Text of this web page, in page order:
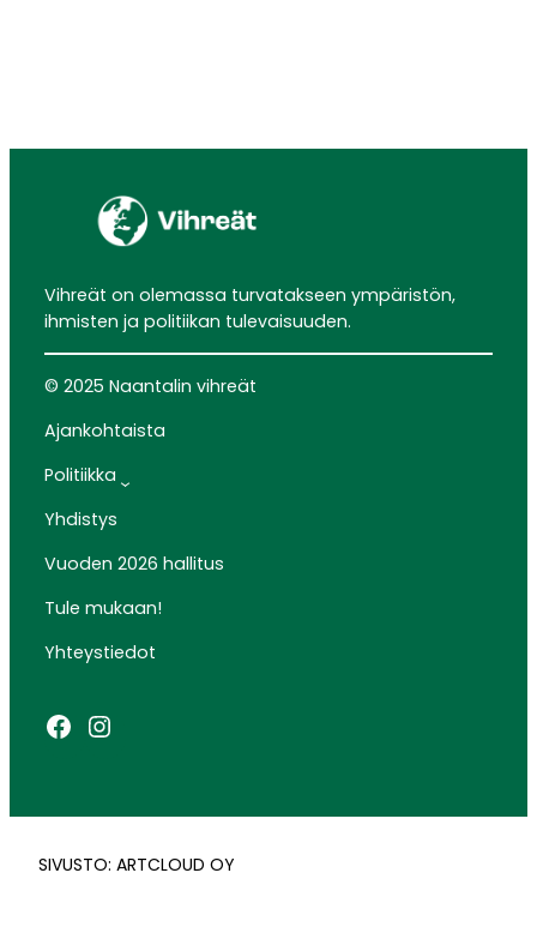
Vihreät on olemassa turvatakseen ympäristön,
ihmisten ja politiikan tulevaisuuden.
© 2025 Naantalin vihreät
Ajankohtaista
Politiikka
Yhdistys
Vuoden 2026 hallitus
Tule mukaan!
Yhteystiedot
Facebook
Instagram
SIVUSTO: ARTCLOUD OY